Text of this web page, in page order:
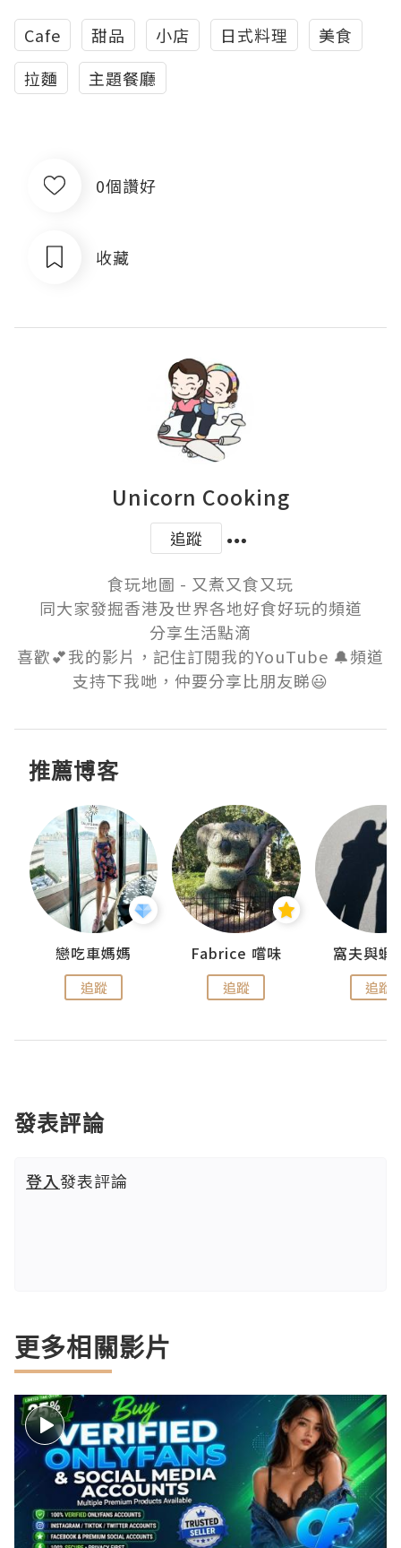
Cafe 甜品 小店 日式料理
美食
拉麵
主題餐廳
0個讚好
收藏
Unicorn Cooking
追蹤
食玩地圖 - 又煮又食又玩
同大家發掘香港及世界各地好食好玩的頻道
分享生活點滴
喜歡💕我的影片，記住訂閱我的YouTube 🔔頻道
支持下我哋，仲要分享比朋友睇😃
推薦博客
戀吃車媽媽
追蹤
Fabrice 嚐味
追蹤
窩夫與蝦
追蹤
發表評論
登入發表評論
更多相關影片